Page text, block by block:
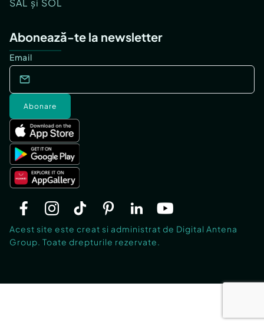
SAL și SOL
Abonează-te la newsletter
Email
Abonare
Acest site este creat si administrat de Digital Antena
Group. Toate drepturile rezervate.